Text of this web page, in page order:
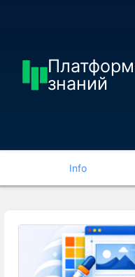
знаний
Info